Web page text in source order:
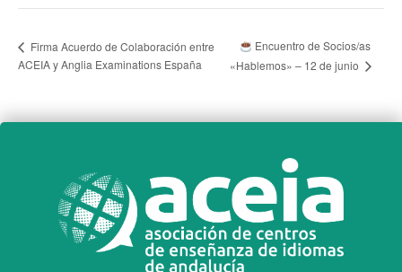
Firma Acuerdo de Colaboración entre
ACEIA y Anglia Examinations España
Encuentro de Socios/as
«Hablemos» – 12 de junio